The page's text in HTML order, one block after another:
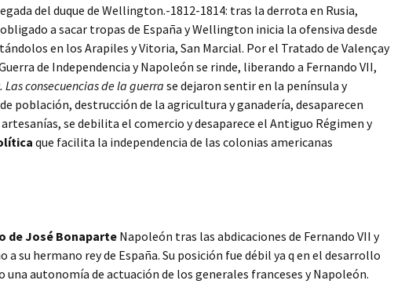
del duque de Wellington.-1812-1814: tras la derrota en Rusia,
a sacar tropas de España y Wellington inicia la ofensiva desde
en los Arapiles y Vitoria, San Marcial. Por el Tratado de Valençay
de Independencia y Napoleón se rinde, liberando a Fernando VII,
. Las consecuencias de la guerra se dejaron sentir en la península y
población, destrucción de la agricultura y ganadería, desaparecen
se debilita el comercio y desaparece el Antiguo Régimen y
que facilita la independencia de las colonias americanas
de José Bonaparte Napoleón tras las abdicaciones de Fernando VII y
a su hermano rey de España. Su posición fue débil ya q en el desarrollo
una autonomía de actuación de los generales franceses y Napoleón.